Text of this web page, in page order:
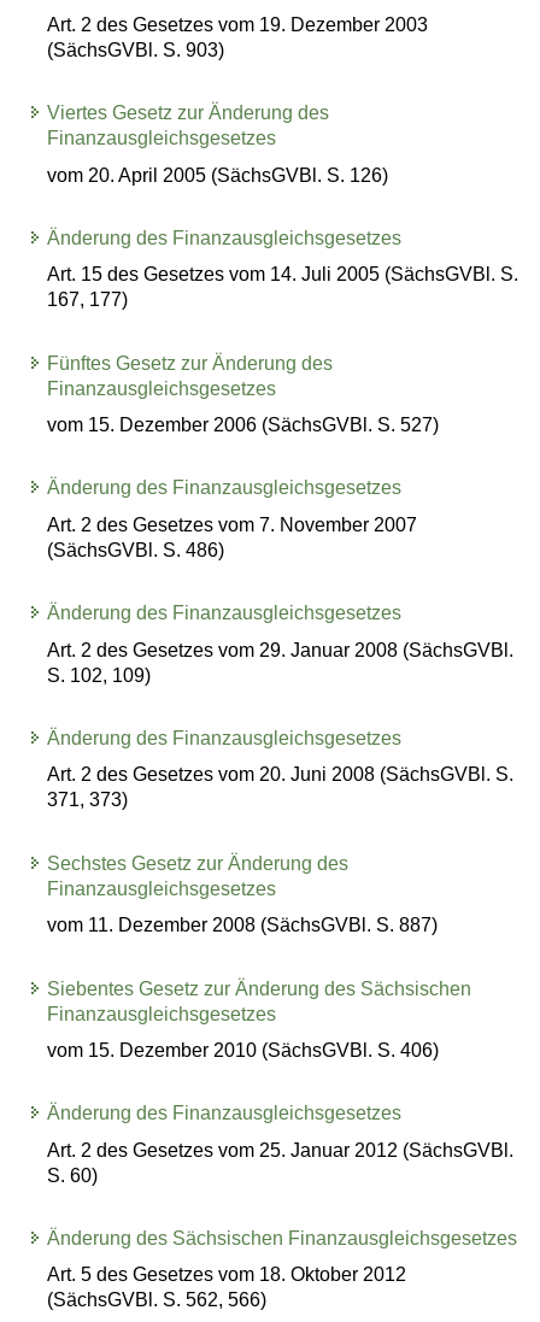
Art. 2 des Gesetzes vom 19. Dezember 2003
(SächsGVBl. S. 903)
Viertes Gesetz zur Änderung des
Finanzausgleichsgesetzes
vom 20. April 2005 (SächsGVBl. S. 126)
Änderung des Finanzausgleichsgesetzes
Art. 15 des Gesetzes vom 14. Juli 2005 (SächsGVBl. S.
167, 177)
Fünftes Gesetz zur Änderung des
Finanzausgleichsgesetzes
vom 15. Dezember 2006 (SächsGVBl. S. 527)
Änderung des Finanzausgleichsgesetzes
Art. 2 des Gesetzes vom 7. November 2007
(SächsGVBl. S. 486)
Änderung des Finanzausgleichsgesetzes
Art. 2 des Gesetzes vom 29. Januar 2008 (SächsGVBl.
S. 102, 109)
Änderung des Finanzausgleichsgesetzes
Art. 2 des Gesetzes vom 20. Juni 2008 (SächsGVBl. S.
371, 373)
Sechstes Gesetz zur Änderung des
Finanzausgleichsgesetzes
vom 11. Dezember 2008 (SächsGVBl. S. 887)
Siebentes Gesetz zur Änderung des Sächsischen
Finanzausgleichsgesetzes
vom 15. Dezember 2010 (SächsGVBl. S. 406)
Änderung des Finanzausgleichsgesetzes
Art. 2 des Gesetzes vom 25. Januar 2012 (SächsGVBl.
S. 60)
Änderung des Sächsischen Finanzausgleichsgesetzes
Art. 5 des Gesetzes vom 18. Oktober 2012
(SächsGVBl. S. 562, 566)